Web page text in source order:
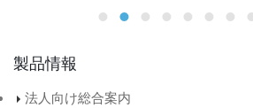
製品情報
法人向け総合案内